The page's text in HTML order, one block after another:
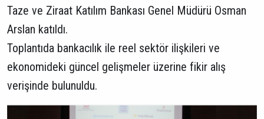
Taze ve Ziraat Katılım Bankası Genel Müdürü Osman
Arslan katıldı.
Toplantıda bankacılık ile reel sektör ilişkileri ve
ekonomideki güncel gelişmeler üzerine fikir alış
verişinde bulunuldu.